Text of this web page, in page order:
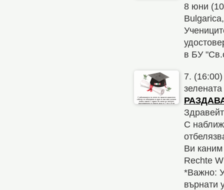
8 юни
в БУ
7.
С
Ви
Rechte
*Важно:
върнати